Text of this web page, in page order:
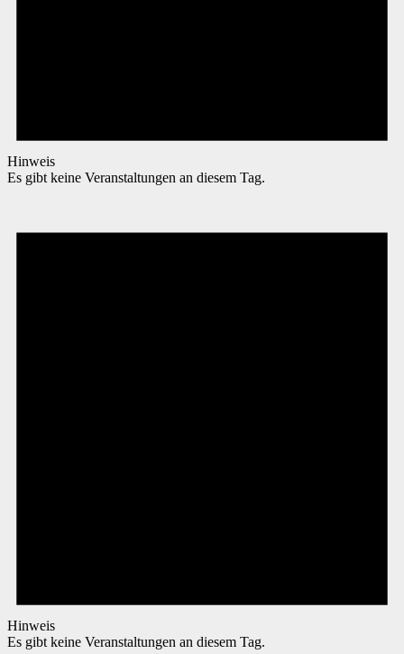
Hinweis
Es gibt keine Veranstaltungen an diesem Tag.
Hinweis
Es gibt keine Veranstaltungen an diesem Tag.